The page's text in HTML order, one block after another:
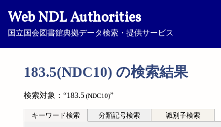
Web NDL Authorities
国立国会図書館典拠データ検索・提供サービス
183.5(NDC10) の検索結果
検索対象：“183.5 (NDC10)”
キーワード検索 分類記号検索 識別子検索